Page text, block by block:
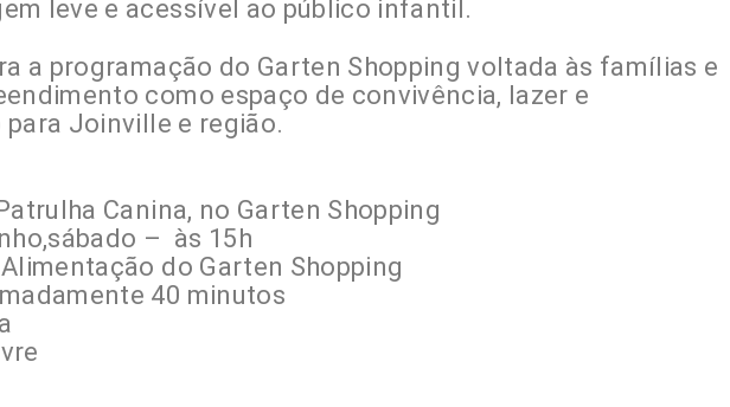
leve e acessível ao público infantil.
a programação do Garten Shopping voltada às famílias e
como espaço de convivência, lazer e
Joinville e região.
Canina, no Garten Shopping
– às 15h
do Garten Shopping
40 minutos